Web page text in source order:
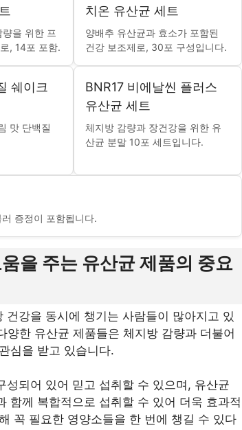
을 위한 프
, 14포 포함.
치온 유산균 세트
양배추 유산균과 효소가 포함된
건강 보조제로, 30포 구성입니다.
쉐이크
맛 단백질
BNR17 비에날씬 플러스
유산균 세트
체지방 감량과 장건강을 위한 유
산균 분말 10포 세트입니다.
증정이 포함됩니다.
을 주는 유산균 제품의 중요
강을 동시에 챙기는 사람들이 많아지고 있
양한 유산균 제품들은 체지방 감량과 더불어
심을 받고 있습니다.
되어 있어 믿고 섭취할 수 있으며, 유산균
함께 복합적으로 섭취할 수 있어 더욱 효과적
꼭 필요한 영양소들을 한 번에 챙길 수 있다